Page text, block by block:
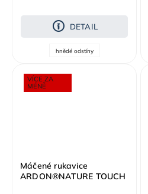
DETAIL
hnědé odstíny
VÍCE ZA
MÉNĚ
Máčené rukavice
ARDON®NATURE TOUCH